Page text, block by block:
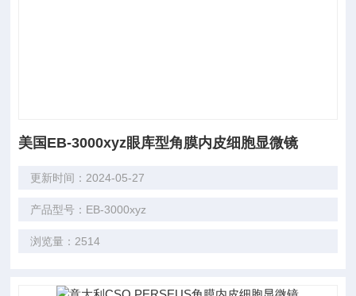
美国EB-3000xyz眼库型角膜内皮细胞显微镜
更新时间：2024-05-27
产品型号：EB-3000xyz
浏览量：2514